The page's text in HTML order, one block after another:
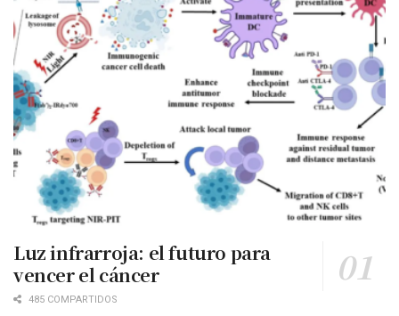
Luz infrarroja: el futuro para
vencer el cáncer
485 COMPARTIDOS